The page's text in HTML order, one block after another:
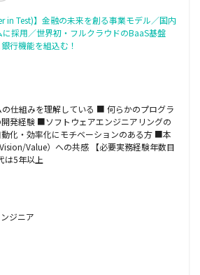
in Test)】金融の未来を創る事業モデル／国内
採用／世界初・フルクラウドのBaaS基盤
行機能を組込む！
仕組みを理解している ■ 何らかのプログラ
発経験 ■ソフトウェアエンジニアリングの
化・効率化にモチベーションのある方 ■本
Value）への共感 【必要実務経験年数目
は5年以上
ジニア